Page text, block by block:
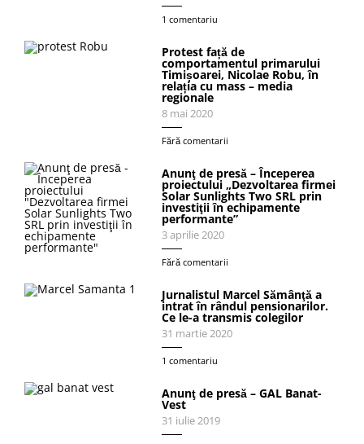
1 comentariu
Protest față de
comportamentul primarului
Timișoarei, Nicolae Robu, în
relația cu mass – media
regionale
8 mai 2020
Fără comentarii
Anunţ de presă – Începerea
proiectului „Dezvoltarea firmei
Solar Sunlights Two SRL prin
investiţii în echipamente
performante”
3 aprilie 2020
Fără comentarii
Jurnalistul Marcel Sămânţă a
intrat în rândul pensionarilor.
Ce le-a transmis colegilor
31 martie 2020
1 comentariu
Anunţ de presă – GAL Banat-
Vest
31 iulie 2019